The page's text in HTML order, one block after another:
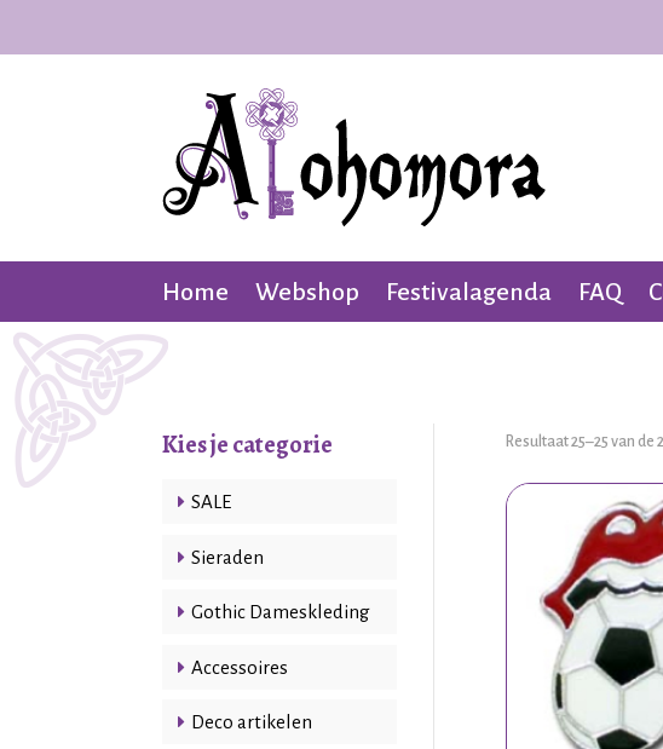
Home Webshop Festivalagenda FAQ
Kies je categorie
SALE
Sieraden
Gothic Dameskleding
Accessoires
Deco artikelen
Resultaat 25–25 van